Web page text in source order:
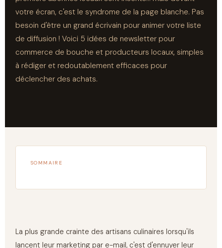
votre écran, c'est le syndrome de la page blanche. Pas
besoin d'être un grand écrivain pour animer votre liste
de diffusion ! Voici 5 idées de newsletter pour
commerce de bouche et producteurs locaux, simples
à rédiger et redoutablement efficaces pour
déclencher des achats.
SOMMAIRE
La plus grande crainte des artisans culinaires lorsqu'ils
lancent leur marketing par e-mail, c'est d'ennuyer leur